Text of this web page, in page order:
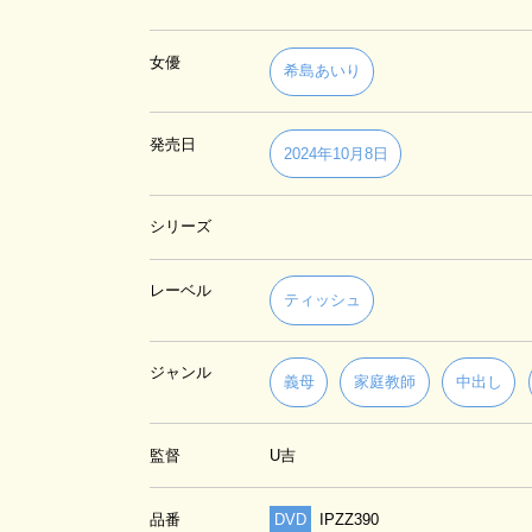
女優
希島あいり
発売日
2024年10月8日
シリーズ
レーベル
ティッシュ
ジャンル
義母 家庭教師 中出し
監督 U吉
品番 DVD IPZZ390